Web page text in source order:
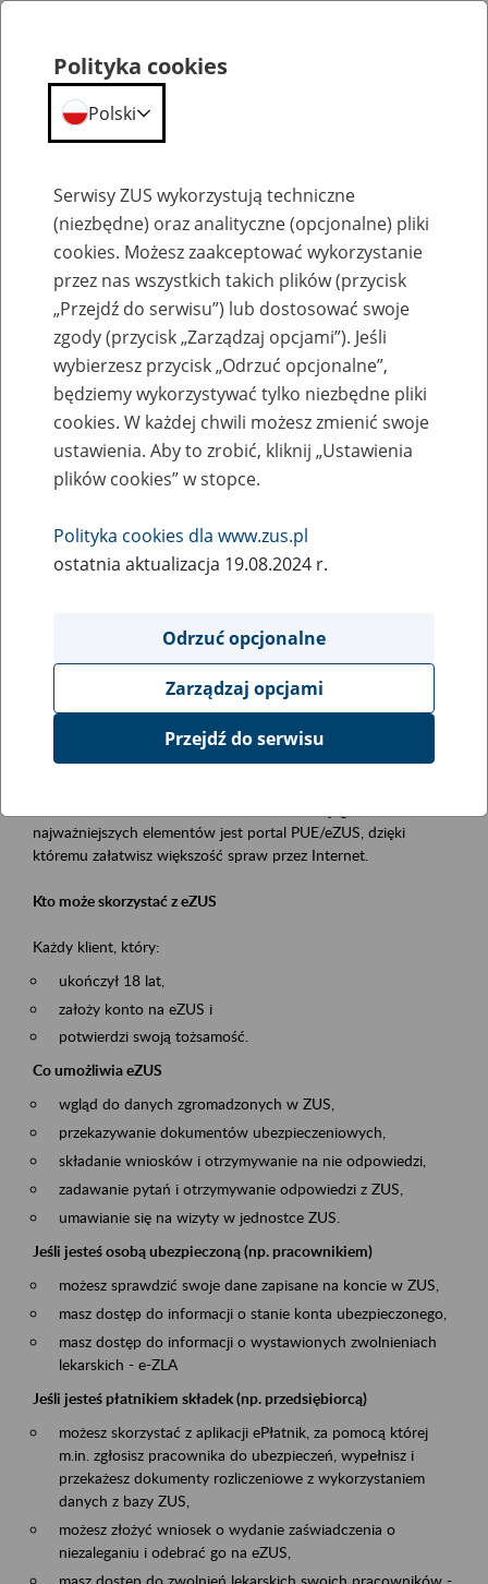
Szkolenia
Zaproś ZUS do siebie - zakładanie profili
eZUS w siedzibie Twojej firmy
Rodzaj wydarzenia
Szkolenia
Obszar merytoryczny
obsługa klientów
Opis wydarzenia
Platforma Usług Elektronicznych ZUS eZUS
najważniejszych elementów jest portal PUE/eZUS, dzięki
któremu załatwisz większość spraw przez Internet.
Kto może skorzystać z eZUS
Każdy klient, który:
ukończył 18 lat,
założy konto na eZUS i
potwierdzi swoją tożsamość.
Co umożliwia eZUS
wgląd do danych zgromadzonych w ZUS,
przekazywanie dokumentów ubezpieczeniowych,
składanie wniosków i otrzymywanie na nie odpowiedzi,
zadawanie pytań i otrzymywanie odpowiedzi z ZUS,
umawianie się na wizyty w jednostce ZUS.
Jeśli jesteś osobą ubezpieczoną (np. pracownikiem)
możesz sprawdzić swoje dane zapisane na koncie w ZUS,
masz dostęp do informacji o stanie konta ubezpieczonego,
masz dostęp do informacji o wystawionych zwolnieniach
lekarskich - e-ZLA
Jeśli jesteś płatnikiem składek (np. przedsiębiorcą)
możesz skorzystać z aplikacji ePłatnik, za pomocą której
m.in. zgłosisz pracownika do ubezpieczeń, wypełnisz i
przekażesz dokumenty rozliczeniowe z wykorzystaniem
danych z bazy ZUS,
możesz złożyć wniosek o wydanie zaświadczenia o
niezaleganiu i odebrać go na eZUS,
Polityka cookies
Polski
Serwisy ZUS wykorzystują techniczne
(niezbędne) oraz analityczne (opcjonalne) pliki
cookies. Możesz zaakceptować wykorzystanie
przez nas wszystkich takich plików (przycisk
„Przejdź do serwisu”) lub dostosować swoje
zgody (przycisk „Zarządzaj opcjami”). Jeśli
wybierzesz przycisk „Odrzuć opcjonalne”,
będziemy wykorzystywać tylko niezbędne pliki
cookies. W każdej chwili możesz zmienić swoje
ustawienia. Aby to zrobić, kliknij „Ustawienia
plików cookies” w stopce.
Polityka cookies dla www.zus.pl
ostatnia aktualizacja 19.08.2024 r.
Odrzuć opcjonalne
Zarządzaj opcjami
Przejdź do serwisu